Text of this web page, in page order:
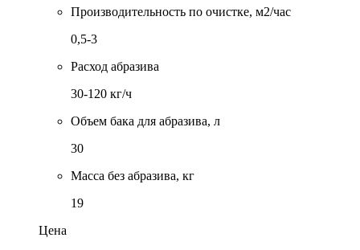
Производительность по очистке, м2/час
0,5-3
Расход абразива
30-120 кг/ч
Объем бака для абразива, л
30
Масса без абразива, кг
19
Цена